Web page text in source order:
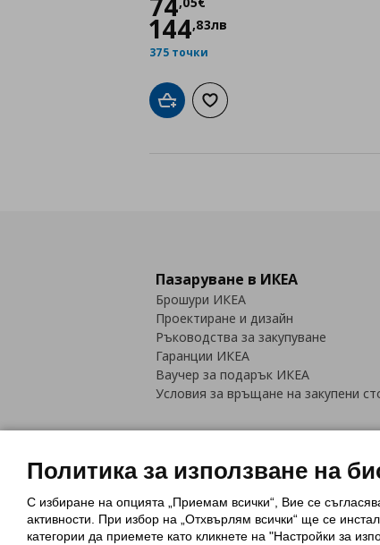
144,83лв
375 точки
Добави в кошницата
Добави към списъка с
Пазаруване в ИКЕА
Брошури ИКЕА
Проектиране и дизайн
Ръководства за закупуване
Гаранции ИКЕА
Ваучер за подарък ИКЕА
Условия за връщане на закупени
Политика за използване на
Обща политика за личните
Политика за използване на
С избиране на опцията „Приемам всички“, Вие се
активности. При избор на „Отхвърлям всички“ ще се
категории да приемете като кликнете на "Настройки за